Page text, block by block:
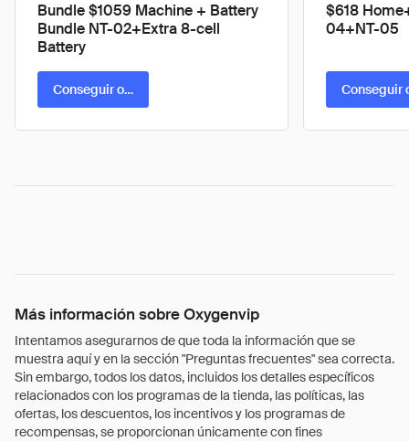
Bundle $1059 Machine + Battery
Bundle NT-02+Extra 8-cell
Battery
Conseguir oferta
$618
04+NT-05
Conseguir
Más información sobre Oxygenvip
Intentamos asegurarnos de que toda la información que se
muestra aquí y en la sección "Preguntas frecuentes" sea correcta.
Sin embargo, todos los datos, incluidos los detalles específicos
relacionados con los programas de la tienda, las políticas, las
ofertas, los descuentos, los incentivos y los programas de
recompensas, se proporcionan únicamente con fines